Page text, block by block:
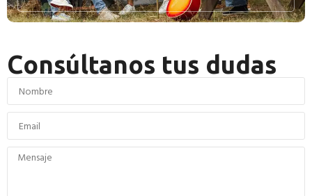
Consúltanos tus dudas